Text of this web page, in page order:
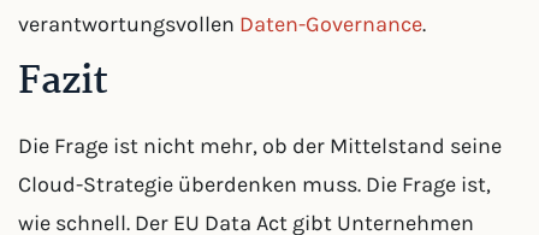
verantwortungsvollen Daten-Governance.
Fazit
Die Frage ist nicht mehr, ob der Mittelstand seine
Cloud-Strategie überdenken muss. Die Frage ist,
wie schnell. Der EU Data Act gibt Unternehmen